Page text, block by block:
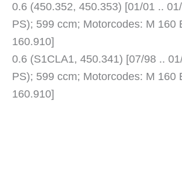
0.6 (450.352, 450.353) [01/01 ..
PS); 599 ccm; Motorcodes: M 160
160.910]
0.6 (S1CLA1, 450.341) [07/98 ..
PS); 599 ccm; Motorcodes: M 160
160.910]